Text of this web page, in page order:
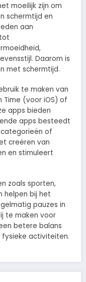
moeilijk zijn om
schermtijd en
aan
Daarom is
met schermtijd.
te maken van
Time (voor iOS) of
apps bieden
apps besteedt
of
creëren van
en stimuleert
zoals sporten,
helpen bij het
pauzes in
te maken voor
betere balans
activiteiten.